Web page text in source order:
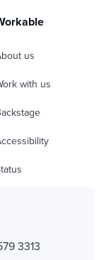
us
with us
3313